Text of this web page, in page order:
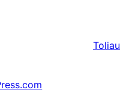
Toliau